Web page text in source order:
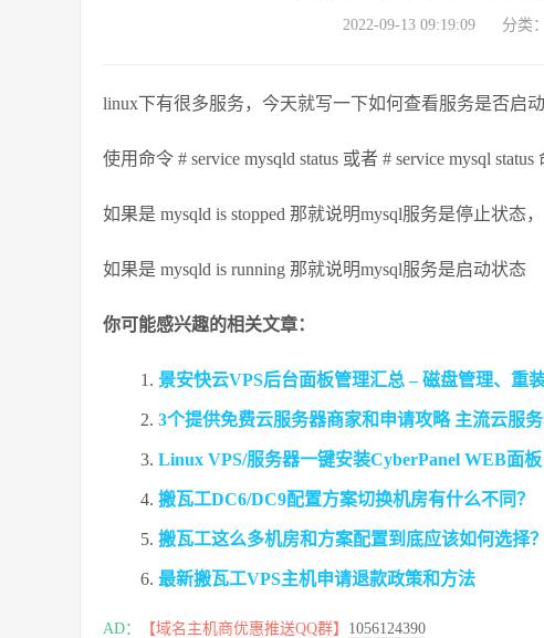
2022-09-13 09:19:09 分类：
linux下有很多服务，今天就写一下如何查看服务是否启动
使用命令 # service mysqld status 或者 # service mysql
如果是 mysqld is stopped 那就说明mysql服务是停止状态，
如果是 mysqld is running 那就说明mysql服务是启动状态
你可能感兴趣的相关文章：
景安快云VPS后台面板管理汇总 – 磁盘管理、重
3个提供免费云服务器商家和申请攻略 主流云服
Linux VPS/服务器一键安装CyberPanel WEB面板
搬瓦工DC6/DC9配置方案切换机房有什么不同？
搬瓦工这么多机房和方案配置到底应该如何选择？
最新搬瓦工VPS主机申请退款政策和方法
AD： 【域名主机商优惠推送QQ群】 1056124390